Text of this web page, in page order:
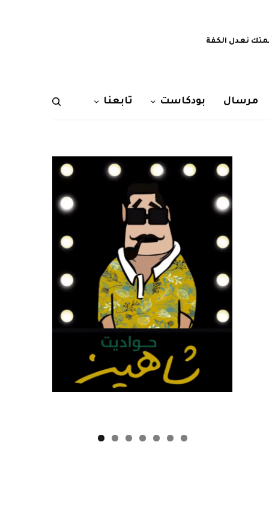
نعدل الكفة
مرسال بودكاست تابعنا